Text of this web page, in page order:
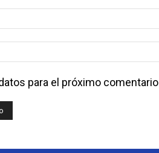
para el próximo comentario